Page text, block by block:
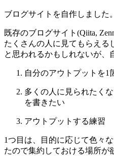
ブログサイトを自作しました。
既存のブログサイト(Qiita,
たくさんの人に見てもらえる
と思われるかもしれないが、
自分のアウトプットを1
多くの人に見られたく
を書きたい
アウトプットする練習
1つ目は、目的に応じて色々
たので集約しておける場所が